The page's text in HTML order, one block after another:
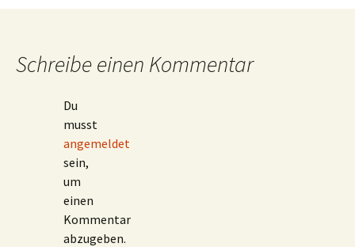
Schreibe einen Kommentar
Du
musst
angemeldet
sein,
um
einen
Kommentar
abzugeben.